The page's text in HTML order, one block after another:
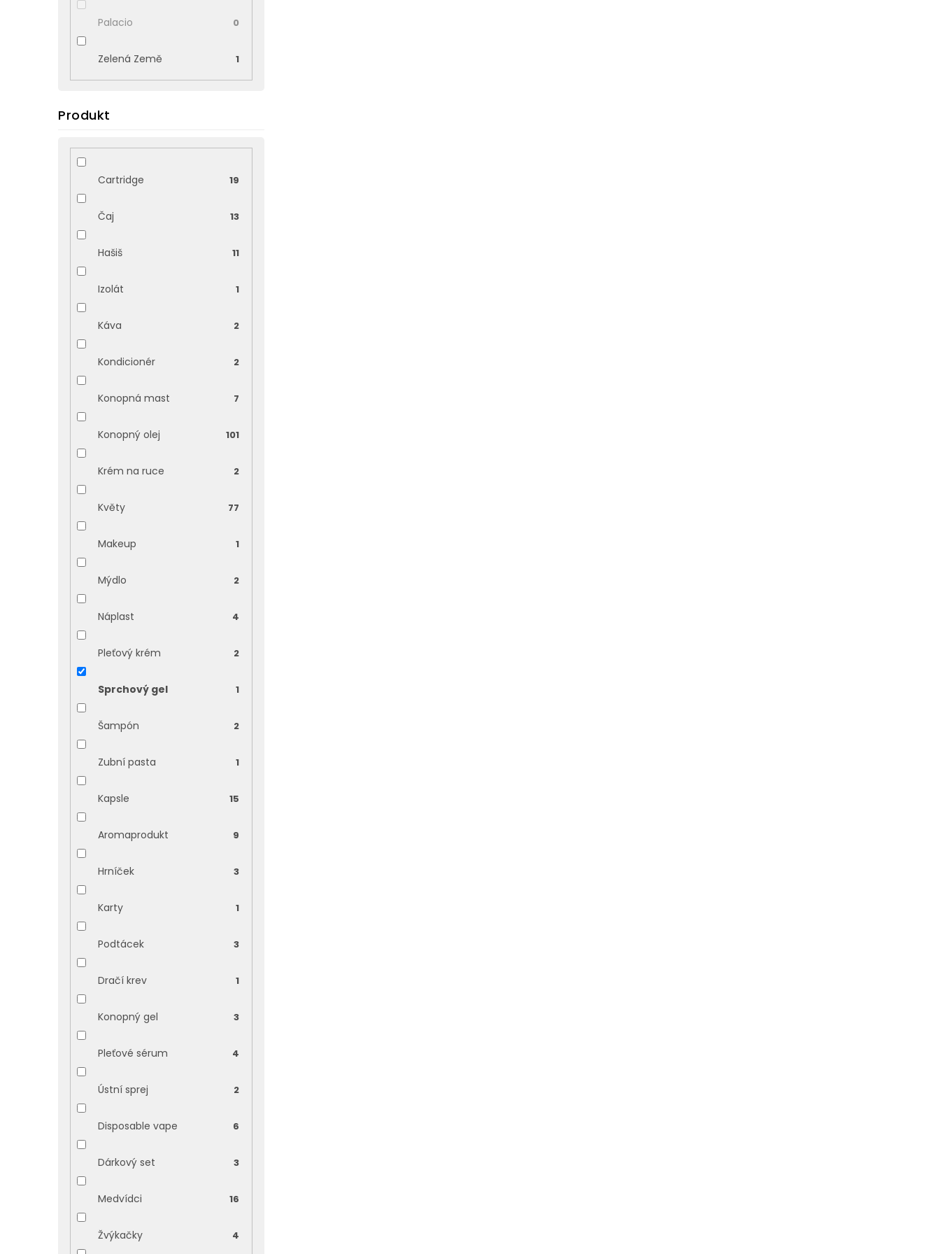
Palacio 0
Zelená Země 1
Produkt
Cartridge 19
Čaj 13
Hašiš 11
Izolát 1
Káva 2
Kondicionér 2
Konopná mast 7
Konopný olej 101
Krém na ruce 2
Květy 77
Makeup 1
Mýdlo 2
Náplast 4
Pleťový krém 2
Sprchový gel 1
Šampón 2
Zubní pasta 1
Kapsle 15
Aromaprodukt 9
Hrníček 3
Karty 1
Podtácek 3
Dračí krev 1
Konopný gel 3
Pleťové sérum 4
Ústní sprej 2
Disposable vape 6
Dárkový set 3
Medvídci 16
Žvýkačky 4